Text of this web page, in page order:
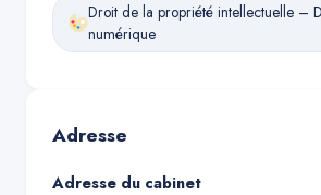
Droit de la propriété intellectuelle –
numérique
Adresse
Adresse du cabinet